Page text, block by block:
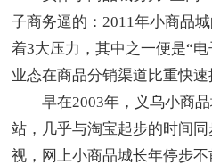
子商务逼的：2011年小商品
着3大压力，其中之一便是“
业态在商品分销渠道比重快速
早在2003年，义乌小商品
站，几乎与淘宝起步的时间
视，网上小商品城长年停步